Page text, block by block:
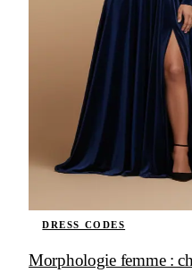
DRESS CODES
Morphologie femme :